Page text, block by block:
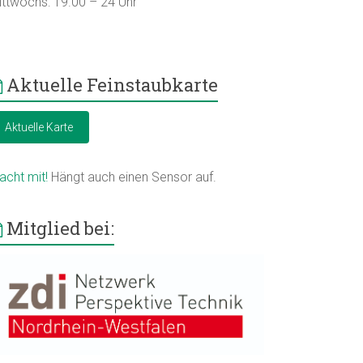
Aktuelle Feinstaubkarte
Aktuelle Karte
mit! Hängt auch einen Sensor auf.
Mitglied bei: